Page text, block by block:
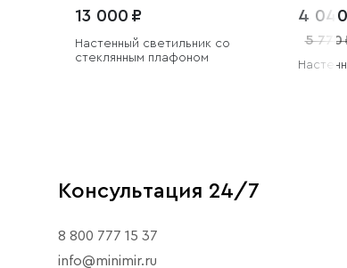
13 000 ₽
Настенный светильник со
стеклянным плафоном
4
5 770
Консультация 24/7
8 800 777 15 37
info@minimir.ru